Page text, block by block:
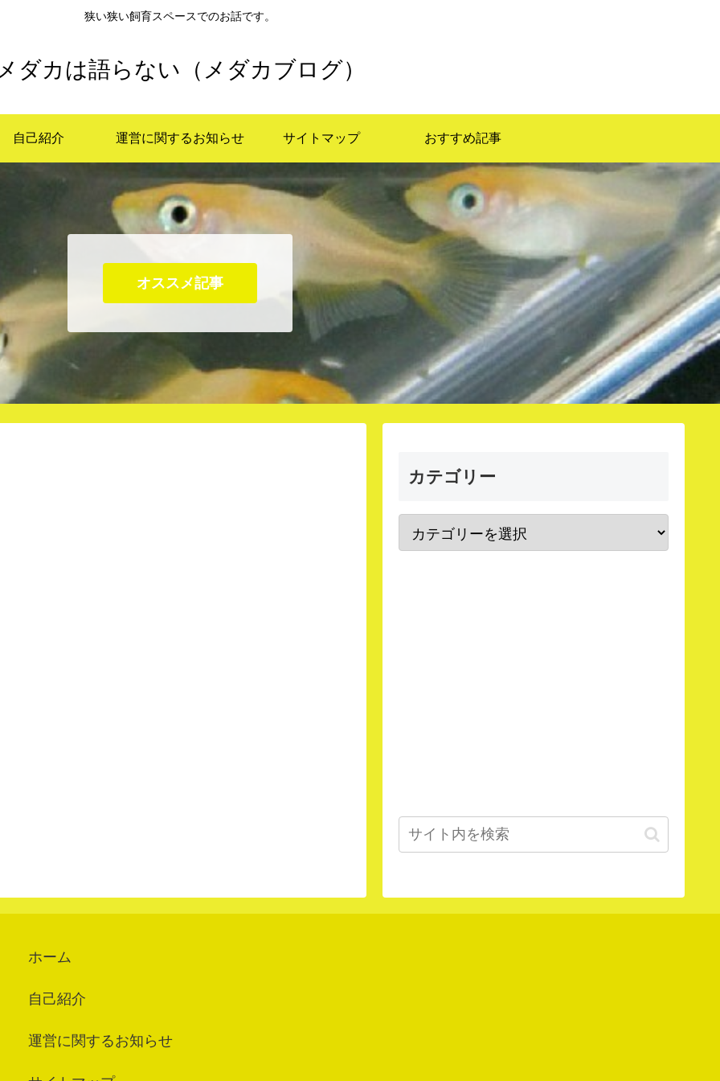
狭い狭い飼育スペースでのお話です。
ダカは語らない（メダカブログ）
自己紹介 運営に関するお知らせ サイトマップ おすすめ記事
オススメ記事
カテゴリー
ホーム
自己紹介
運営に関するお知らせ